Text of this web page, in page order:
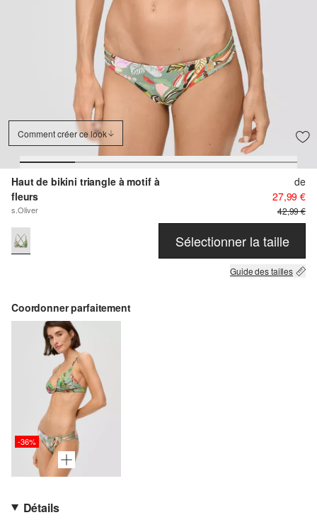
Comment créer ce look
Haut de bikini triangle à motif à
fleurs
s.Oliver
de
27,99 €
42,99 €
Sélectionner la taille
Guide des tailles
Coordonner parfaitement
-36%
Détails